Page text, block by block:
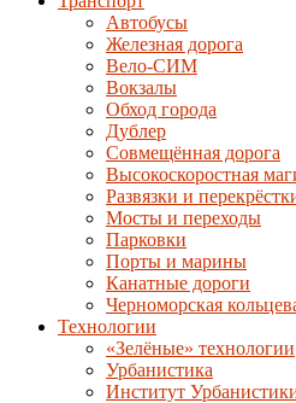
Автобусы
Железная дорога
Вело-СИМ
Вокзалы
Обход города
Дублер
Совмещённая дорога
Высокоскоростная
Развязки и
Мосты и переходы
Парковки
Порты и марины
Канатные дороги
Черноморская
Технологии
«Зелёные» технологии
Урбанистика
Институт